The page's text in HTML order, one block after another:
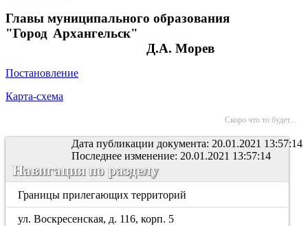
Главы муниципального образования
"Город Архангельск"
Д.А. Морев
Постановление
Карта-схема
Скоро что то будет...
Дата публикации документа: 20.01.2021 13:57:14
Последнее изменение: 20.01.2021 13:57:14
Навигация по разделу
Границы прилегающих территорий
ул. Воскресенская, д. 116, корп. 5